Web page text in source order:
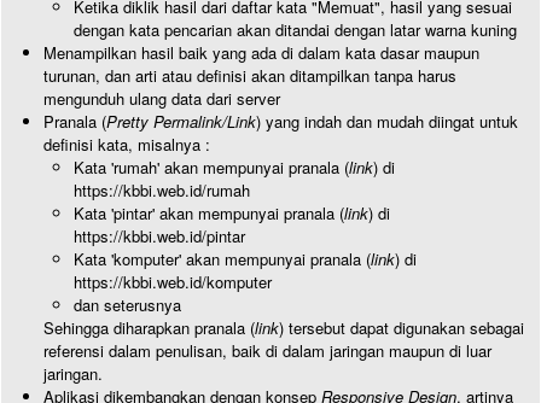
Ketika diklik hasil dari daftar kata "Memuat", hasil yang sesuai
dengan kata pencarian akan ditandai dengan latar warna kuning
Menampilkan hasil baik yang ada di dalam kata dasar maupun
turunan, dan arti atau definisi akan ditampilkan tanpa harus
mengunduh ulang data dari server
Pranala (Pretty Permalink/Link) yang indah dan mudah diingat untuk
definisi kata, misalnya :
Kata 'rumah' akan mempunyai pranala (link) di
https://kbbi.web.id/rumah
Kata 'pintar' akan mempunyai pranala (link) di
https://kbbi.web.id/pintar
Kata 'komputer' akan mempunyai pranala (link) di
https://kbbi.web.id/komputer
dan seterusnya
Sehingga diharapkan pranala (link) tersebut dapat digunakan sebagai
referensi dalam penulisan, baik di dalam jaringan maupun di luar
jaringan.
Aplikasi dikembangkan dengan konsep Responsive Design, artinya